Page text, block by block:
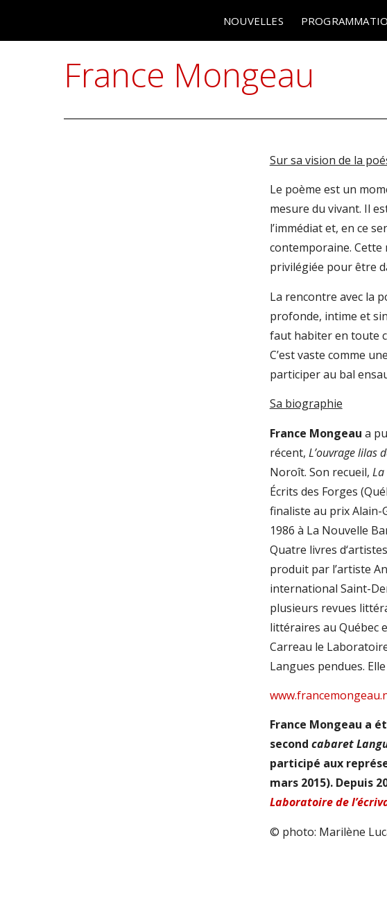
NOUVELLES
France Mongeau
Sur sa vision de la
Le poème est un
mesure du vivant. Il
l’immédiat et, en ce
contemporaine.
privilégiée pour être
La rencontre avec la
profonde, intime et
faut habiter en toute
C’est vaste comme
participer au bal
Sa biographie
France Mongeau a
récent, L’ouvrage lilas
Noroît. Son recueil,
Écrits des Forges
finaliste au prix Alain-
1986 à La Nouvelle
Quatre livres
produit par l’artiste
international Saint-
plusieurs revues
littéraires au Québec
Carreau le
Langues pendues.
France Mongeau a
second cabaret
participé aux
mars 2015). Depuis
Laboratoire de
© photo: Marilène